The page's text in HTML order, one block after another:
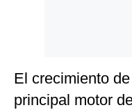
El crecimiento
principal motor